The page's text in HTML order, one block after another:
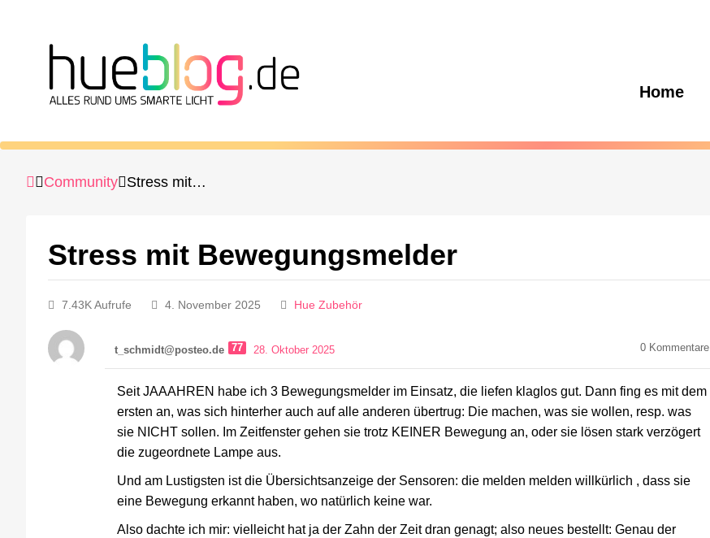
Home
Community Stress mit Bewegungsmelder
Stress mit Bewegungsmelder
7.43K Aufrufe 4. November 2025 Hue Zubehör
t_schmidt@posteo.de 77 28. Oktober 2025 0 Kommentare
Seit JAAAHREN habe ich 3 Bewegungsmelder im Einsatz, die liefen klaglos gut. Dann fing es mit dem
ersten an, was sich hinterher auch auf alle anderen übertrug: Die machen, was sie wollen, resp. was
sie NICHT sollen. Im Zeitfenster gehen sie trotz KEINER Bewegung an, oder sie lösen stark verzögert
die zugeordnete Lampe aus.
Und am Lustigsten ist die Übersichtsanzeige der Sensoren: die melden melden willkürlich , dass sie
eine Bewegung erkannt haben, wo natürlich keine war.
Also dachte ich mir: vielleicht hat ja der Zahn der Zeit dran genagt; also neues bestellt: Genau der